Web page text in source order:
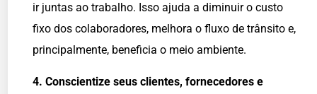
ir juntas ao trabalho. Isso ajuda a diminuir o custo
fixo dos colaboradores, melhora o fluxo de trânsito e,
principalmente, beneficia o meio ambiente.
4. Conscientize seus clientes, fornecedores e